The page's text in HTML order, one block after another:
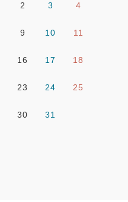
2 3 4
9 10 11
16 17 18
23 24 25
30 31